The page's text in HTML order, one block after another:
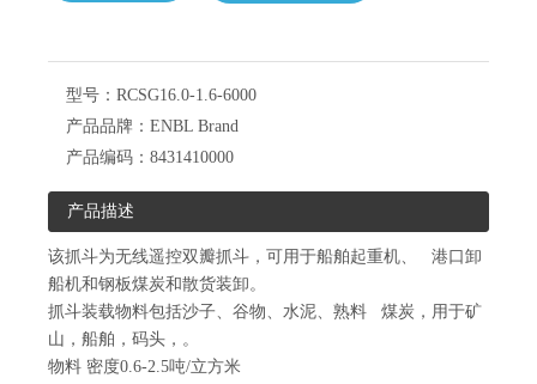
型号： RCSG16.0-1.6-6000
产品品牌： ENBL Brand
产品编码： 8431410000
产品描述
该抓斗为无线遥控双瓣抓斗，可用于船舶起重机、 港口卸
船机和钢板煤炭和散货装卸。
抓斗装载物料包括沙子、谷物、水泥、熟料 煤炭，用于矿
山，船舶，码头，。
物料 密度0.6-2.5吨/立方米